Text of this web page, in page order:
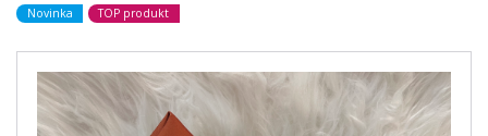
Novinka TOP produkt